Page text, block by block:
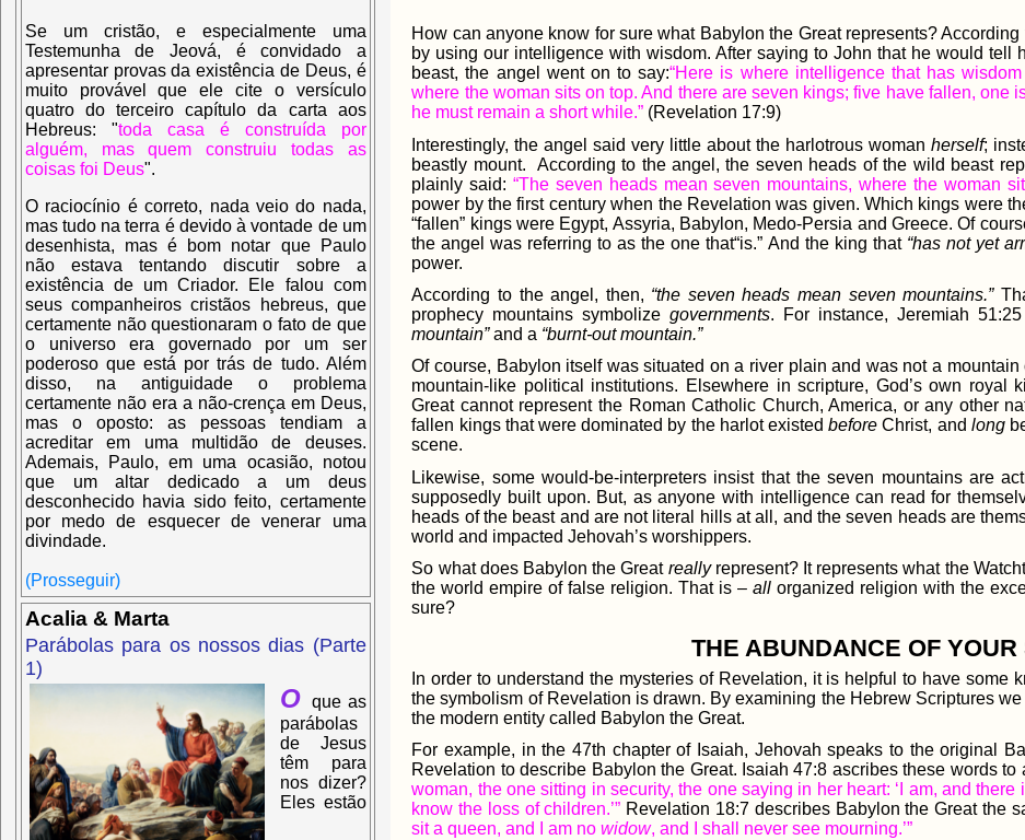
How can anyone know for sure what Babylon the Great represents?
by using our intelligence with wisdom. After saying to John that he would tell
beast, the angel went on to say:“Here is where intelligence that has
where the woman sits on top. And there are seven kings; five have fallen, one
he must remain a short while.” (Revelation 17:9)
Interestingly, the angel said very little about the harlotrous woman herself;
beastly mount. According to the angel, the seven heads of the wild beast
plainly said:“The seven heads mean seven mountains, where the woman
power by the first century when the Revelation was given. Which kings were
“fallen” kings were Egypt, Assyria, Babylon, Medo-Persia and Greece. Of
the angel was referring to as the one that“is.” And the king that “has not yet
power.
According to the angel, then, “the seven heads mean seven mountains.”
prophecy mountains symbolizegovernments. For instance, Jeremiah
mountain”and a “burnt-out mountain.”
Of course, Babylon itself was situated on a river plain and was not a
mountain-like political institutions. Elsewhere in scripture, God’s own royal
Great cannot represent the Roman Catholic Church, America, or any other
fallen kings that were dominated by the harlot existedbefore Christ, and long
scene.
Likewise, some would-be-interpreters insist that the seven mountains are
supposedly built upon. But, as anyone with intelligence can read for
heads of the beast and are not literal hills at all, and the seven heads are
world and impacted Jehovah’s worshippers.
So what does Babylon the Great reallyrepresent? It represents what the
the world empire of false religion. That is – allorganized religion with the
sure?
THE ABUNDANCE OF YOUR
In order to understand the mysteries of Revelation, it is helpful to have some
the symbolism of Revelation is drawn. By examining the Hebrew Scriptures
the modern entity called Babylon the Great.
For example, in the 47th chapter of Isaiah, Jehovah speaks to the original
Revelation to describe Babylon the Great. Isaiah 47:8 ascribes these words to
woman, the one sitting in security, the one saying in her heart: ‘I am, and
know the loss of children.’” Revelation 18:7 describes Babylon the Great the
sit a queen, and I am nowidow, and I shall never see mourning.’”
Se um cristão, e especialmente uma
Testemunha de Jeová, é convidado a
apresentar provas da existência de Deus, é
muito provável que ele cite o versículo
quatro do terceiro capítulo da carta aos
Hebreus: "toda casa é construída por
alguém, mas quem construiu todas as
coisas foi Deus".
O raciocínio é correto, nada veio do nada,
mas tudo na terra é devido à vontade de um
desenhista, mas é bom notar que Paulo
não estava tentando discutir sobre a
existência de um Criador. Ele falou com
seus companheiros cristãos hebreus, que
certamente não questionaram o fato de que
o universo era governado por um ser
poderoso que está por trás de tudo. Além
disso, na antiguidade o problema
certamente não era a não-crença em Deus,
mas o oposto: as pessoas tendiam a
acreditar em uma multidão de deuses.
Ademais, Paulo, em uma ocasião, notou
que um altar dedicado a um deus
desconhecido havia sido feito, certamente
por medo de esquecer de venerar uma
divindade.
(Prosseguir)
Acalia & Marta
Parábolas para os nossos dias (Parte
1)
O que as
parábolas
de Jesus
têm para
nos dizer?
Eles estão